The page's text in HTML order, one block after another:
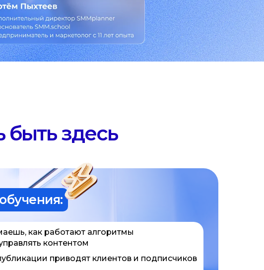
быть здесь
как работают алгоритмы
контентом
приводят клиентов и подписчиков